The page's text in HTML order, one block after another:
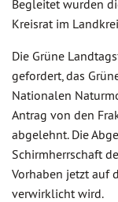
Begleitet wurden
Kreisrat im
Die Grüne
gefordert, das
Nationalen
Antrag von den
abgelehnt. Die
Schirmherrschaft
Vorhaben jetzt auf
verwirklicht wird.